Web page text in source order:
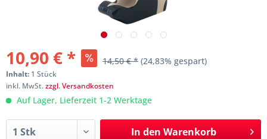
10,90 € * 14,50 € * (24,83% gespart)
Inhalt: 1 Stück
inkl. MwSt.zzgl. Versandkosten
Auf Lager, Lieferzeit 1-2 Werktage
In den Warenkorb